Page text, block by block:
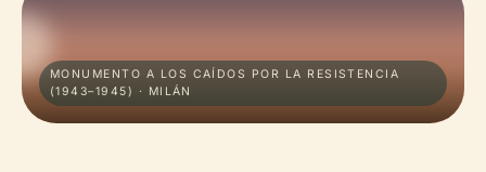
MONUMENTO A LOS CAÍDOS POR LA RESISTENCIA
(1943–1945) · MILÁN